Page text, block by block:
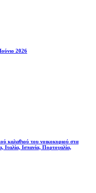
2026
καλαθιού του νοικοκυριού στα
Ιταλία, Ισπανία, Πορτογαλία,